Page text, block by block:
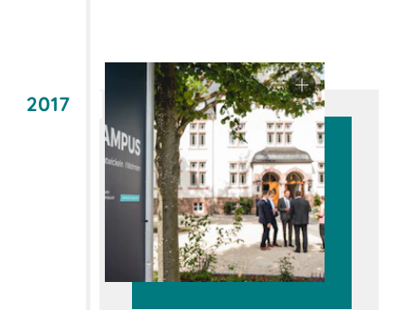
2017